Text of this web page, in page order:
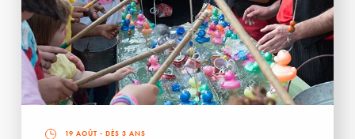
19 AOÛT - DÈS 3 ANS